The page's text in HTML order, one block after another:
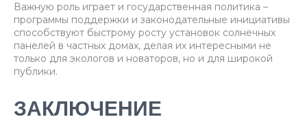
Важную роль играет и государственная политика –
программы поддержки и законодательные инициативы
способствуют быстрому росту установок солнечных
панелей в частных домах, делая их интересными не
только для экологов и новаторов, но и для широкой
публики.
ЗАКЛЮЧЕНИЕ